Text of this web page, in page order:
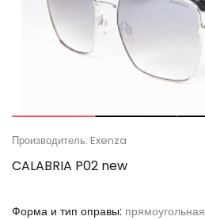
Производитель: Exenza
CALABRIA P02 new
Форма и тип оправы: прямоугольная